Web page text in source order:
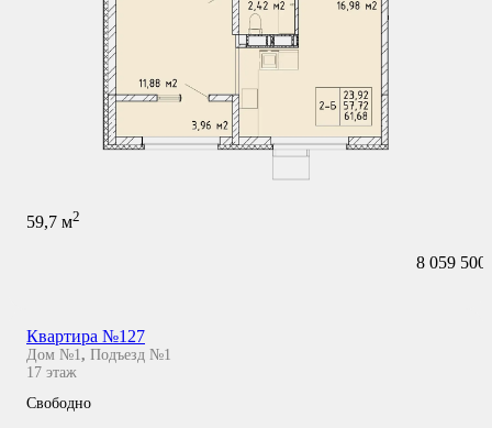
59,7 м2
8 059 500
Квартира №127
Дом №1 , Подъезд №1
17 этаж
Свободно